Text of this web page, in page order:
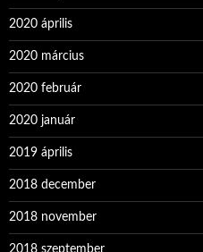
2020 április
2020 március
2020 február
2020 január
2019 április
2018 december
2018 november
2018 szeptember